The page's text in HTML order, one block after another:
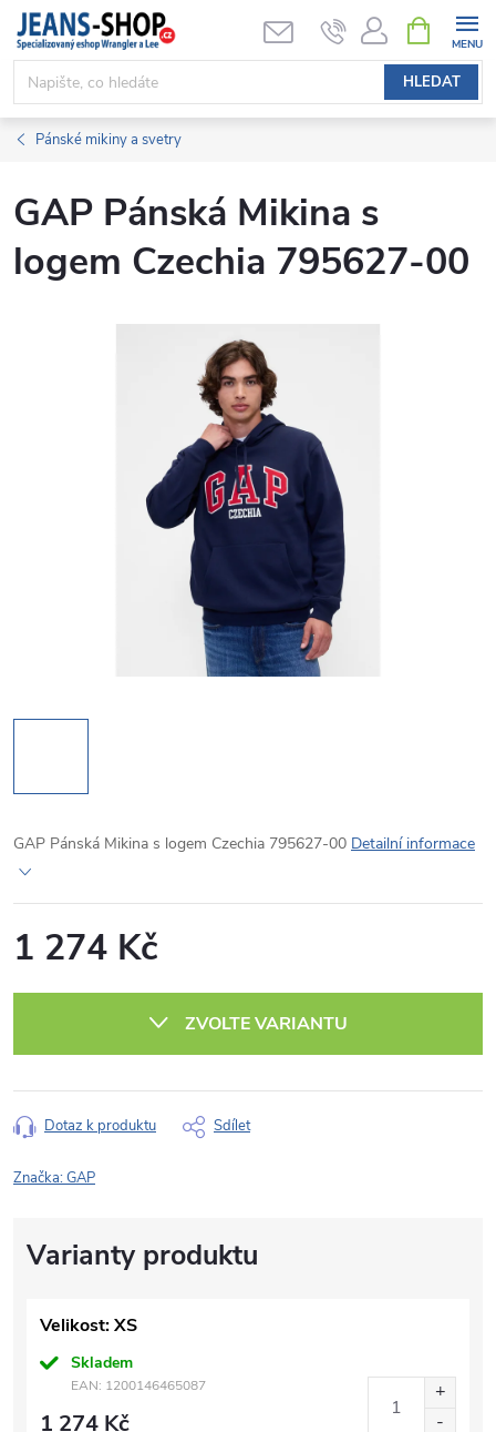
Přejít
obsah
HLEDAT
NÁKUPNÍ
KOŠÍK
Pánské mikiny a svetry
GAP Pánská Mikina s
logem Czechia 795627-00
GAP Pánská Mikina s logem Czechia 795627-00 Detailní informace
1 274 Kč
ZVOLTE VARIANTU
Dotaz k produktu Sdílet
Značka:GAP
Velikost: XS
Skladem
EAN: 1200146465087
1 274 Kč